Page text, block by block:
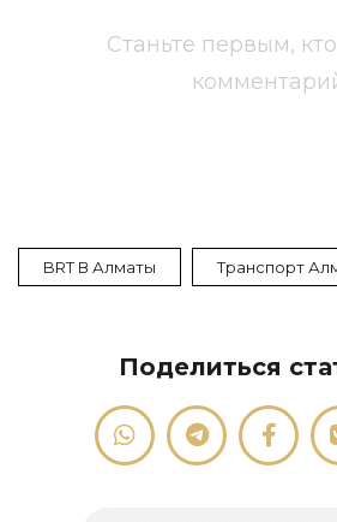
Станьте первым,
BRT В Алматы Транспорт
Поделиться